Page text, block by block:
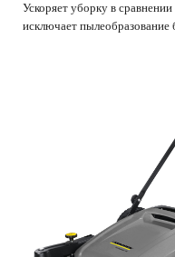
Ускоряет уборку в
исключает пылеобразование